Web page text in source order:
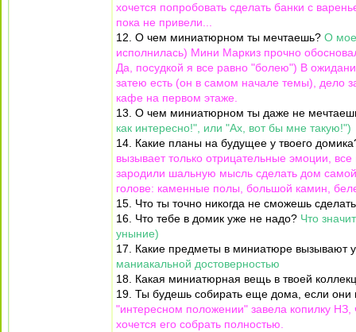
хочется попробовать сделать банки с
пока не привели...
12. О чем миниатюрном ты мечтаешь? О
исполнилась) Мини Маркиз прочно
Да, посудкой я все равно "болею") В
затею есть (он в самом начале темы), дело
кафе на первом этаже.
13. О чем миниатюрном ты даже не
как интересно!", или "Ах, вот бы мне такую!")
14. Какие планы на будущее у твоего
вызывает только отрицательные эмоции,
зародили шальную мысль сделать дом
голове: каменные полы, большой камин,
15. Что ты точно никогда не сможешь
16. Что тебе в домик уже не надо? Что
уныние)
17. Какие предметы в миниатюре вызывают
маниакальной достоверностью
18. Какая миниатюрная вещь в твоей
19. Ты будешь собирать еще дома, если они
"интересном положении" завела копилку
хочется его собрать полностью.